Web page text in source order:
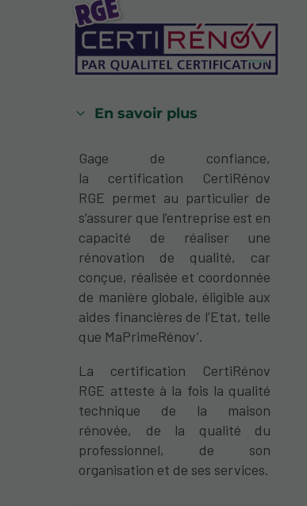
En savoir plus
Gage de confiance,
la certification CertiRénov
RGE permet au particulier de
s’assurer que l’entreprise est en
capacité de réaliser une
rénovation de qualité, car
conçue, réalisée et coordonnée
de manière globale, éligible aux
aides financières de l’Etat, telle
que MaPrimeRénov’.
La certification CertiRénov
RGE atteste à la fois la qualité
technique de la maison
rénovée, de la qualité du
professionnel, de son
organisation et de ses services.